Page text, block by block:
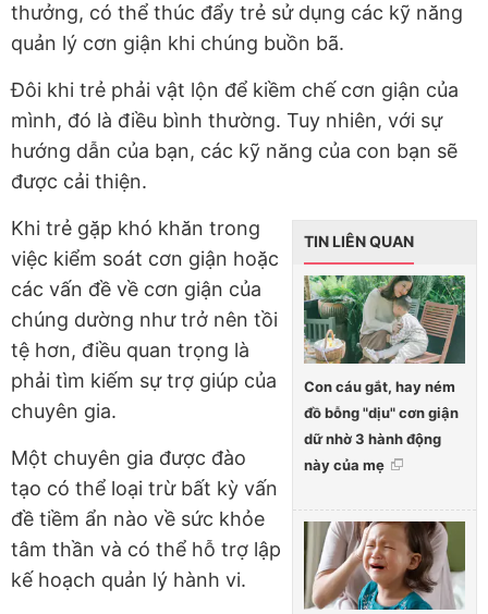
thưởng, có thể thúc đẩy trẻ sử dụng các kỹ năng
quản lý cơn giận khi chúng buồn bã.
Đôi khi trẻ phải vật lộn để kiềm chế cơn giận của
mình, đó là điều bình thường. Tuy nhiên, với sự
hướng dẫn của bạn, các kỹ năng của con bạn sẽ
được cải thiện.
TIN LIÊN QUAN
Con cáu gắt, hay ném
đồ bỗng "dịu" cơn giận
dữ nhờ 3 hành động
này của mẹ
Khi trẻ gặp khó khăn trong
việc kiểm soát cơn giận hoặc
các vấn đề về cơn giận của
chúng dường như trở nên tồi
tệ hơn, điều quan trọng là
phải tìm kiếm sự trợ giúp của
chuyên gia.
Một chuyên gia được đào
tạo có thể loại trừ bất kỳ vấn
đề tiềm ẩn nào về sức khỏe
tâm thần và có thể hỗ trợ lập
kế hoạch quản lý hành vi.